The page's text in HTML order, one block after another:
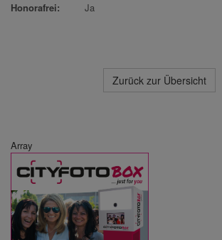
Honorafrei:
Ja
Zurück zur Übersicht
Array